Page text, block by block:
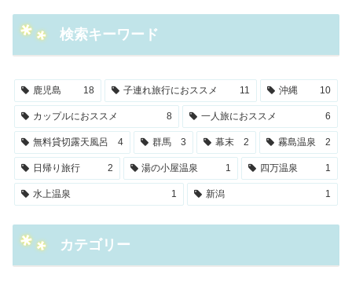
検索キーワード
鹿児島 18 子連れ旅行におススメ 11 沖縄 10
カップルにおススメ 8 一人旅におススメ 6
無料貸切露天風呂 4 群馬 3 幕末 2 霧島温泉 2
日帰り旅行 2 湯の小屋温泉 1 四万温泉 1
水上温泉 1 新潟 1
カテゴリー